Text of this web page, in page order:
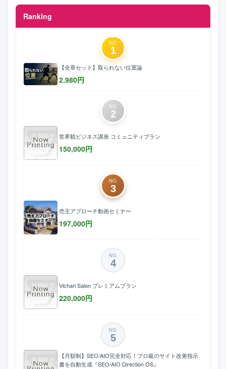
Ranking
NO.
1
【全章セット】取られない位置論
2,980円
NO.
2
世界観ビジネス講座 コミュニティプラン
150,000円
NO.
3
売主アプローチ動画セミナー
197,000円
NO.
4
Vicharl Salon プレミアムプラン
220,000円
NO.
5
【月額制】SEO/AIO完全対応！プロ級のサイト改善指示
書を自動生成『SEO/AIO Direction OS』